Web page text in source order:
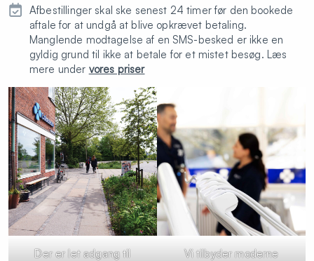
Afbestillinger skal ske senest 24 timer før den bookede
aftale for at undgå at blive opkrævet betaling.
Manglende modtagelse af en SMS-besked er ikke en
gyldig grund til ikke at betale for et mistet besøg. Læs
mere under vores priser
Der er let adgang til
Vi tilbyder moderne